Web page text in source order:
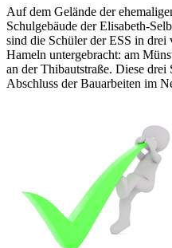
Auf dem Gelände der
Schulgebäude der Elisabeth-
sind die Schüler der ESS in drei
Hameln untergebracht: am
an der Thibautstraße. Diese drei
Abschluss der Bauarbeiten im